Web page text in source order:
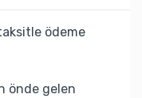
ödeme
önde gelen